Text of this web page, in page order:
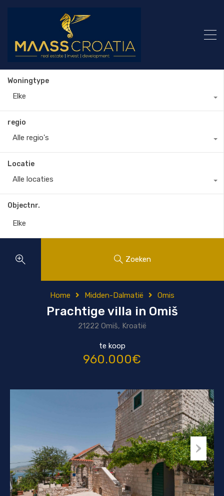
Woningtype
Elke
regio
Alle regio's
Locatie
Alle locaties
Objectnr.
Zoeken
Home Midden-Dalmatië Omis
Prachtige villa in Omiš
21222 Omiš, Kroatië
te koop
960.000€